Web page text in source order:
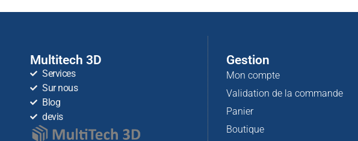
Multitech 3D
Services
Sur nous
Blog
devis
Gestion
Mon compte
Validation de la commande
Panier
Boutique